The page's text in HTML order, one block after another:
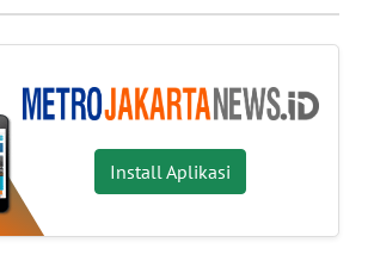
Install Aplikasi